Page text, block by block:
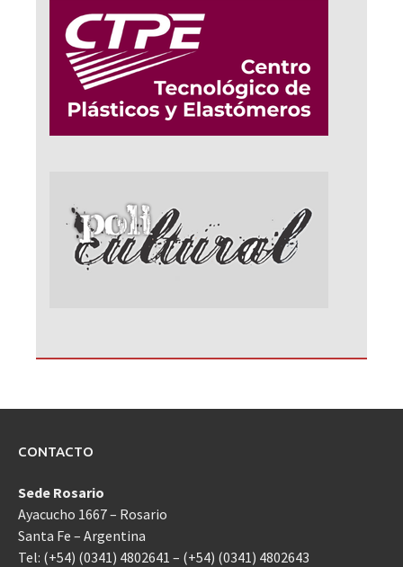
CONTACTO
Sede Rosario
Ayacucho 1667 – Rosario
Santa Fe – Argentina
Tel: (+54) (0341) 4802641 – (+54) (0341) 4802643